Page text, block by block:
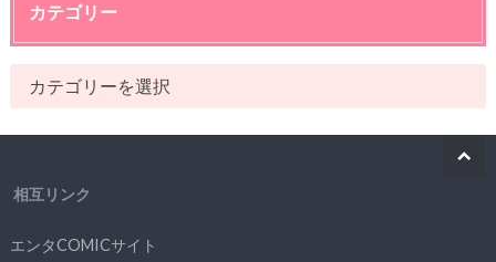
カテゴリー
相互リンク
エンタCOMICサイト